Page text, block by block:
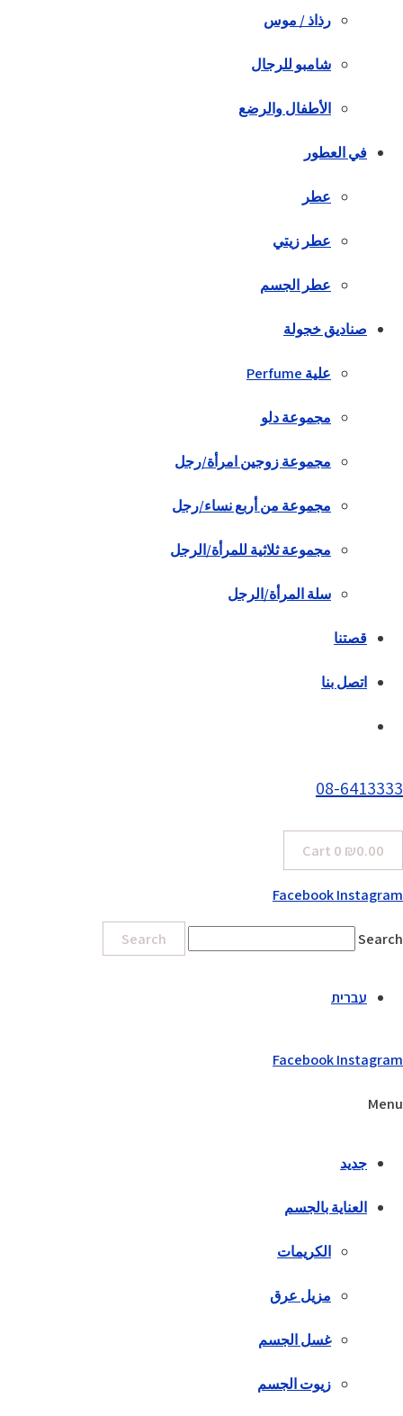
رذاذ / موس
شامبو للرجال
الأطفال والرضع
في العطور
عطر
عطر زيتي
عطر الجسم
صناديق خجولة
علية Perfume
مجموعة دلو
مجموعة زوجين امرأة/رجل
مجموعة من أربع نساء/رجل
مجموعة ثلاثية للمرأة/الرجل
سلة المرأة/الرجل
قصتنا
اتصل بنا
08-6413333
₪0.00
0
Cart
FacebookInstagram
Search
Search
עברית
FacebookInstagram
Menu
جديد
العناية بالجسم
الكريمات
مزيل عرق
غسل الجسم
زيوت الجسم